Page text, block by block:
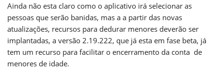
Ainda não esta claro como o aplicativo irá selecionar as
pessoas que serão banidas, mas a a partir das novas
atualizações, recursos para dedurar menores deverão ser
implantadas, a versão 2.19.222, que já esta em fase beta, já
tem um recurso para facilitar o encerramento da conta de
menores de idade.